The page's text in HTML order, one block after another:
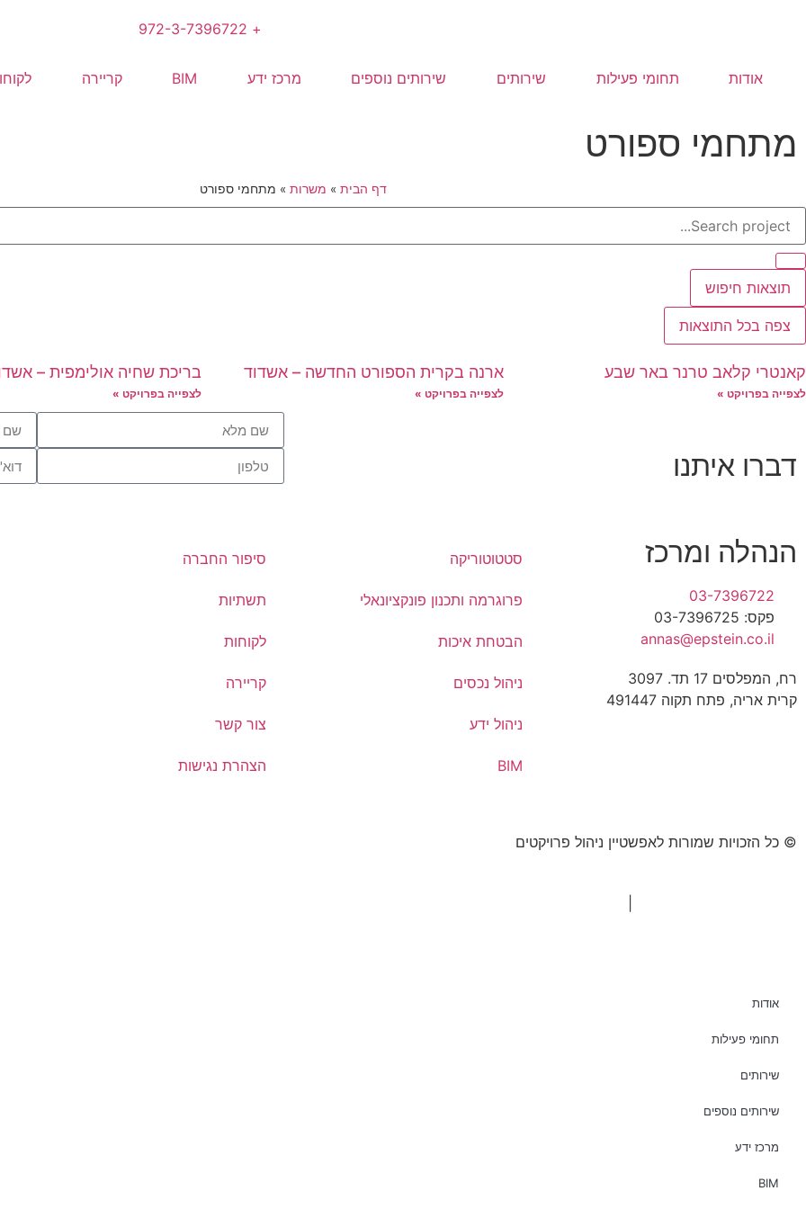
+ 972-3-7396722
אודות תחומי פעילות שירותים שירותים נוספים מרכז ידע BIM קריירה
מתחמי ספורט
דף הבית » משרות » מתחמי ספורט
תוצאות חיפוש
צפה בכל התוצאות
קאנטרי קלאב טרנר באר שבע
לצפייה בפרויקט »
ארנה בקרית הספורט החדשה – אשדוד
לצפייה בפרויקט »
בריכת שחיה אולימפית –
לצפייה בפרויקט »
דברו איתנו
הנהלה ומרכז
03-7396722
פקס: 03-7396725
annas@epstein.co.il
רח, המפלסים 17 תד. 3097
קרית אריה, פתח תקוה 491447
סטטוטוריקה
פרוגרמה ותכנון פונקציונאלי
הבטחת איכות
ניהול נכסים
ניהול ידע
BIM
סיפור החברה
תשתיות
לקוחות
קריירה
צור קשר
הצהרת נגישות
© כל הזכויות שמורות לאפשטיין ניהול פרויקטים
אודות
תחומי פעילות
שירותים
שירותים נוספים
מרכז ידע
BIM